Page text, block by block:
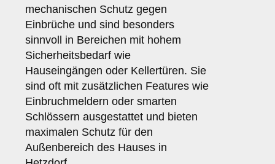
mechanischen Schutz gegen
Einbrüche und sind besonders
sinnvoll in Bereichen mit hohem
Sicherheitsbedarf wie
Hauseingängen oder Kellertüren. Sie
sind oft mit zusätzlichen Features wie
Einbruchmeldern oder smarten
Schlössern ausgestattet und bieten
maximalen Schutz für den
Außenbereich des Hauses in